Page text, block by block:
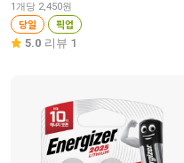
1개당 2,450원
당일 픽업
5.0 리뷰 1